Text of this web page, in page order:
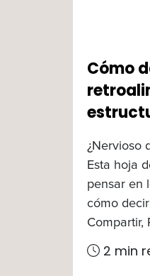
Cómo
¿Nervioso
Esta hoja
pensar en
cómo
Compartir,
2 min